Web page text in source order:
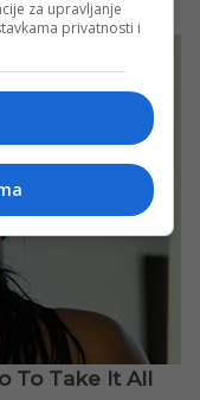
za upravljanje
privatnosti i